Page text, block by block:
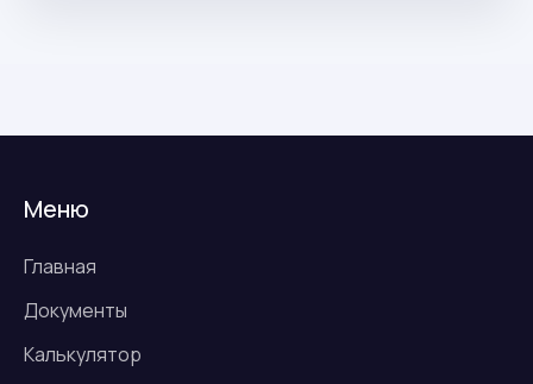
Меню
Главная
Документы
Калькулятор